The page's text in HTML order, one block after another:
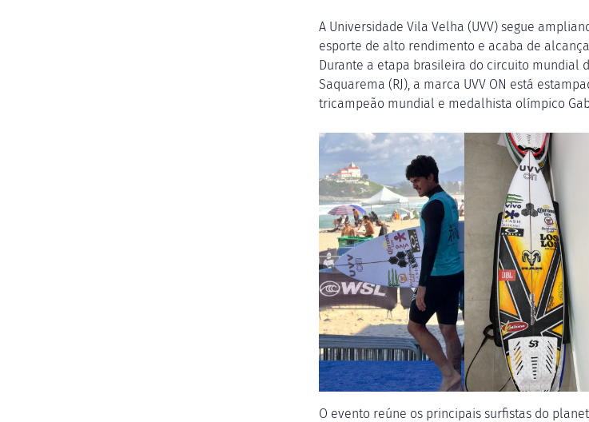
A Universidade Vila Velha (UVV) segue
esporte de alto rendimento e acaba de
Durante a etapa brasileira do circuito mundial
Saquarema (RJ), a marca UVV ON está
tricampeão mundial e medalhista olímpico
O evento reúne os principais surfistas do